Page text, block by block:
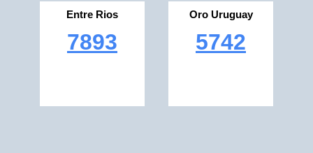
Entre Rios
7893
Oro Uruguay
5742